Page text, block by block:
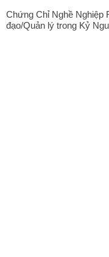
Chứng Chỉ Nghề Nghiệp
đạo/Quản lý trong Kỷ